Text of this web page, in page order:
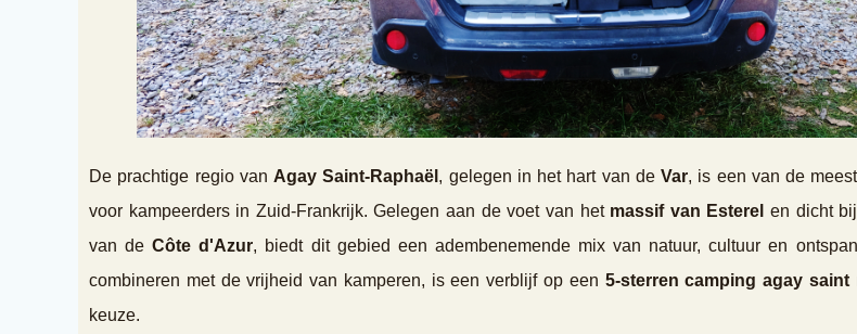
De prachtige regio van Agay Saint-Raphaël , gelegen in het hart van deVar, is een van de
voor kampeerders in Zuid-Frankrijk. Gelegen aan de voet van het massif van Esterel en dicht
van deCôte d'Azur, biedt dit gebied een adembenemende mix van natuur, cultuur en
combineren met de vrijheid van kamperen, is een verblijf op een 5-sterren camping agay saint
keuze.